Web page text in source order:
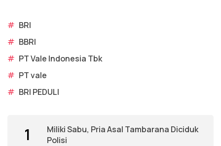
# BRI
# BBRI
# PT Vale Indonesia Tbk
# PT vale
# BRI PEDULI
1
Miliki Sabu, Pria Asal Tambarana Diciduk
Polisi